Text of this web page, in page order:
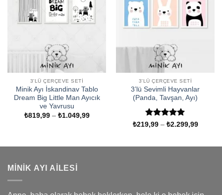
3'LÜ ÇERÇEVE SETI
Minik Ayı İskandinav Tablo
Dream Big Little Man Ayıcık
ve Yavrusu
₺819,99 – ₺1.049,99Fiyat
3'LÜ ÇERÇEVE SETI
3’lü Sevimli Hayvanlar
(Panda, Tavşan, Ayı)
5 üzerinden
₺219,99 – ₺2.299,99Fiyat
MINIK AYI AILESI